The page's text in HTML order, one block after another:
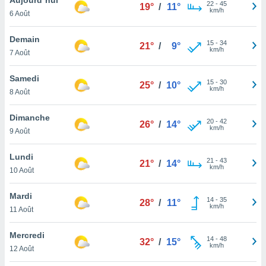
et
»,
au
vous
qu'ils
ou
le
ainsi
un
la
du
6 Août
19° / 11° 22- 45
km/h
Demain
7 Août
21° / 9° 15- 34
km/h
Samedi
8 Août
25° / 10° 15- 30
km/h
Dimanche
9 Août
26° / 14° 20- 42
km/h
Lundi
10 Août
21° / 14° 21 - 43
km/h
Mardi
11 Août
28° / 11° 14- 35
km/h
Mercredi
12 Août
32° / 15° 14- 48
km/h